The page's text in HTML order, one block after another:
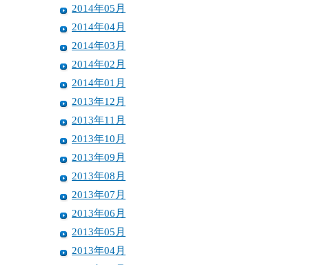
2014年05月
2014年04月
2014年03月
2014年02月
2014年01月
2013年12月
2013年11月
2013年10月
2013年09月
2013年08月
2013年07月
2013年06月
2013年05月
2013年04月